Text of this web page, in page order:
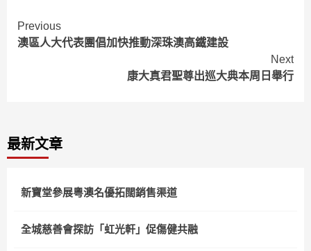
Continue
Reading
Previous
澳區人大代表團倡加快推動深珠澳高鐵建設
Next
康大真君聖尊出巡大典本周日舉行
最新文章
新寶堂參展粵澳名優拓闊銷售渠道
全城慈善會探訪「虹光軒」促傷健共融